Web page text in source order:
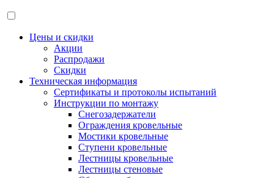
Цены и скидки
Акции
Распродажи
Скидки
Техническая информация
Сертификаты и протоколы испытаний
Инструкции по монтажу
Снегозадержатели
Ограждения кровельные
Мостики кровельные
Ступени кровельные
Лестницы кровельные
Лестницы стеновые